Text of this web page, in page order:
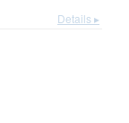
Details ▸